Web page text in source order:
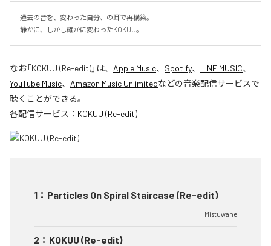
過去の音を、変わった自分、の耳で再構築。
静かに、しかし確かに変わったKOKUU。
なお「KOKUU (Re-edit)」は、 Apple Music、 Spotify、 LINE MUSIC、
YouTube Music、 Amazon Music Unlimitedなどの音楽配信サービスで
聴くことができる。
各配信サービス： KOKUU (Re-edit)
1 ： Particles On Spiral Staircase (Re-edit)
Mistuwane
2 ： KOKUU (Re-edit)